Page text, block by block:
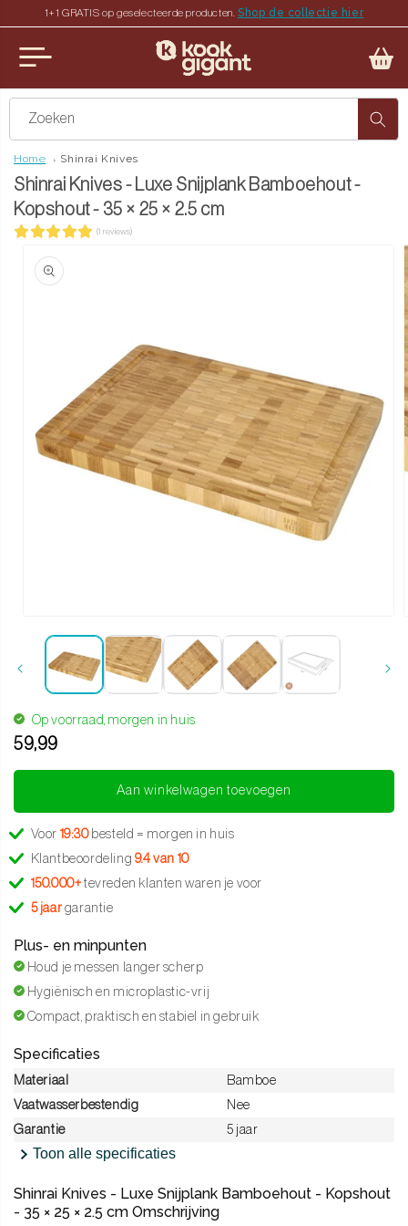
naar de content
1+1 GRATIS op geselecteerde producten.Shop de collectie hier
sluiten
Zoeken
Home Shinrai Knives
Shinrai Knives - Luxe Snijplank Bamboehout -
Kopshout - 35 × 25 × 2.5 cm
(1 reviews)
naar productinformatie
Op voorraad, morgen in huis
Translation missing: nl.products.product.regular_price
59,99
Aan winkelwagen toevoegen
Voor 19:30besteld = morgen in huis
Klantbeoordeling 9.4 van 10
150.000+tevreden klanten waren je voor
5 jaar garantie
Plus- en minpunten
Houd je messen langer scherp
Hygiënisch en microplastic-vrij
Compact, praktisch en stabiel in gebruik
Specificaties
Materiaal
Bamboe
Vaatwasserbestendig
Nee
Garantie
5 jaar
Toon alle specificaties
Shinrai Knives - Luxe Snijplank Bamboehout - Kopshout
- 35 × 25 × 2.5 cm Omschrijving